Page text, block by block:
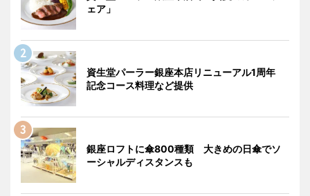
ェア」
資生堂パーラー銀座本店リニューアル1周年
記念コース料理など提供
銀座ロフトに傘800種類 大きめの日傘でソ
ーシャルディスタンスも